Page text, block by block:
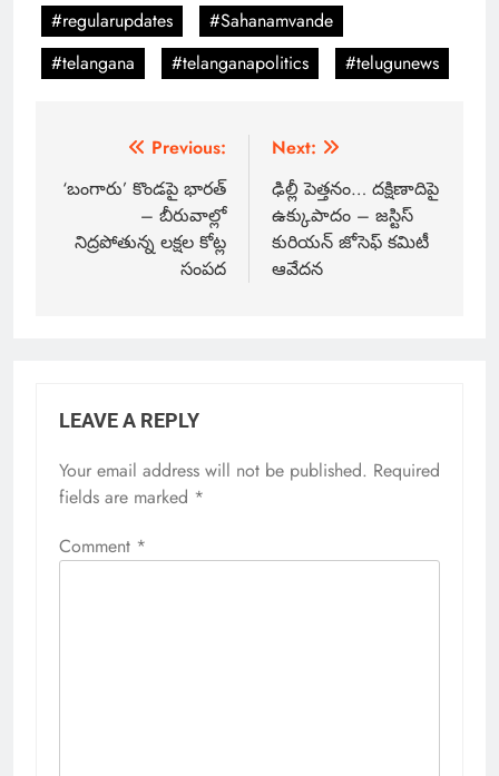
#regularupdates
#Sahanamvande
#telangana
#telanganapolitics #telugunews
Previous:
‘బంగారు’ కొండపై భారత్
– బీరువాల్లో
నిద్రపోతున్న లక్షల కోట్ల
సంపద
Next:
ఢిల్లీ పెత్తనం… దక్షిణాదిపై
ఉక్కుపాదం – జస్టిస్
కురియన్ జోసెఫ్ కమిటీ
ఆవేదన
LEAVE A REPLY
Your email address will not be published. Required
fields are marked *
Comment *